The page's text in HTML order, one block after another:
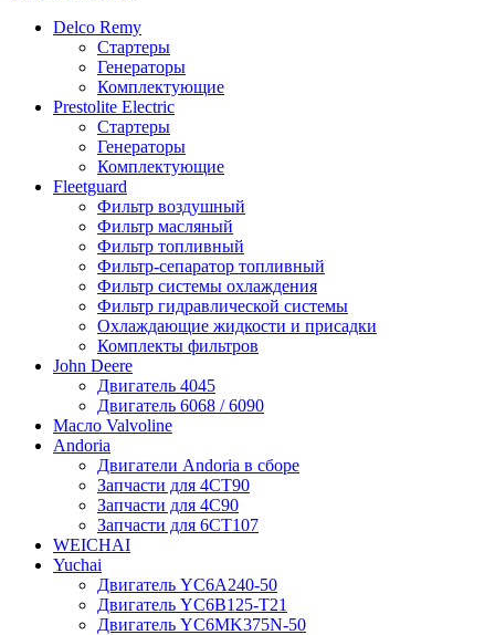
Delco Remy
Стартеры
Генераторы
Комплектующие
Prestolite Electric
Стартеры
Генераторы
Комплектующие
Fleetguard
Фильтр воздушный
Фильтр масляный
Фильтр топливный
Фильтр-сепаратор топливный
Фильтр системы охлаждения
Фильтр гидравлической системы
Охлаждающие жидкости и присадки
Комплекты фильтров
John Deere
Двигатель 4045
Двигатель 6068 / 6090
Масло Valvoline
Andoria
Двигатели Andoria в сборе
Запчасти для 4CT90
Запчасти для 4С90
Запчасти для 6CT107
WEICHAI
Yuchai
Двигатель YC6A240-50
Двигатель YC6B125-T21
Двигатель YC6MK375N-50